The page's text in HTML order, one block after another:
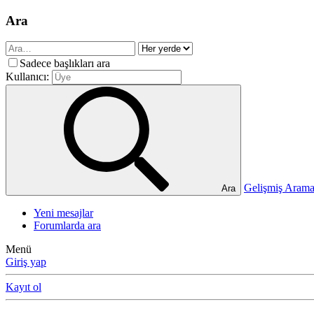
Ara
Sadece başlıkları ara
Kullanıcı:
Ara Gelişmiş
Yeni mesajlar
Forumlarda ara
Menü
Giriş yap
Kayıt ol